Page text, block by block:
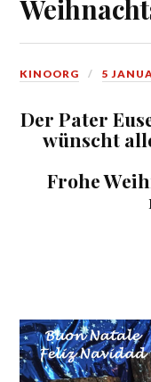
KINOORG 5
Der Pater
wünscht
Frohe